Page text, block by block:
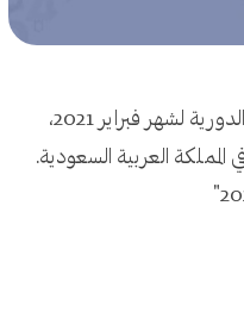
أصدرت TREND أحدث تقاريرها الدورية لشهر فبراير 2021،
العربية السعودية.